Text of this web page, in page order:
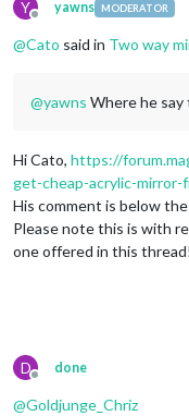
Y
Offline
yawns MODERATOR
@Cato said in Two way
@yawns Where he say
Hi Cato, https://
get-cheap-acrylic-mirror-
His comment is below
Please note this is with
one offered in this thread!
D
Offline
done
@Goldjunge_Chriz